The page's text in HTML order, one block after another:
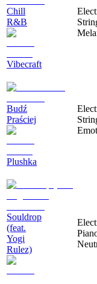
Chill
R&B
Vibecraft
Budź
Praściej
Plushka
Souldrop
(feat.
Yogi
Rulez)